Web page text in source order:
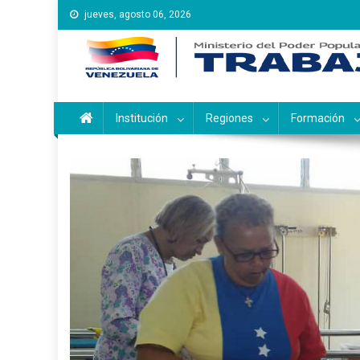
Saltar
al
contenido
jueves, agosto 06, 2026
Instituto Nacional de
Inces
Institución Regiones Formación